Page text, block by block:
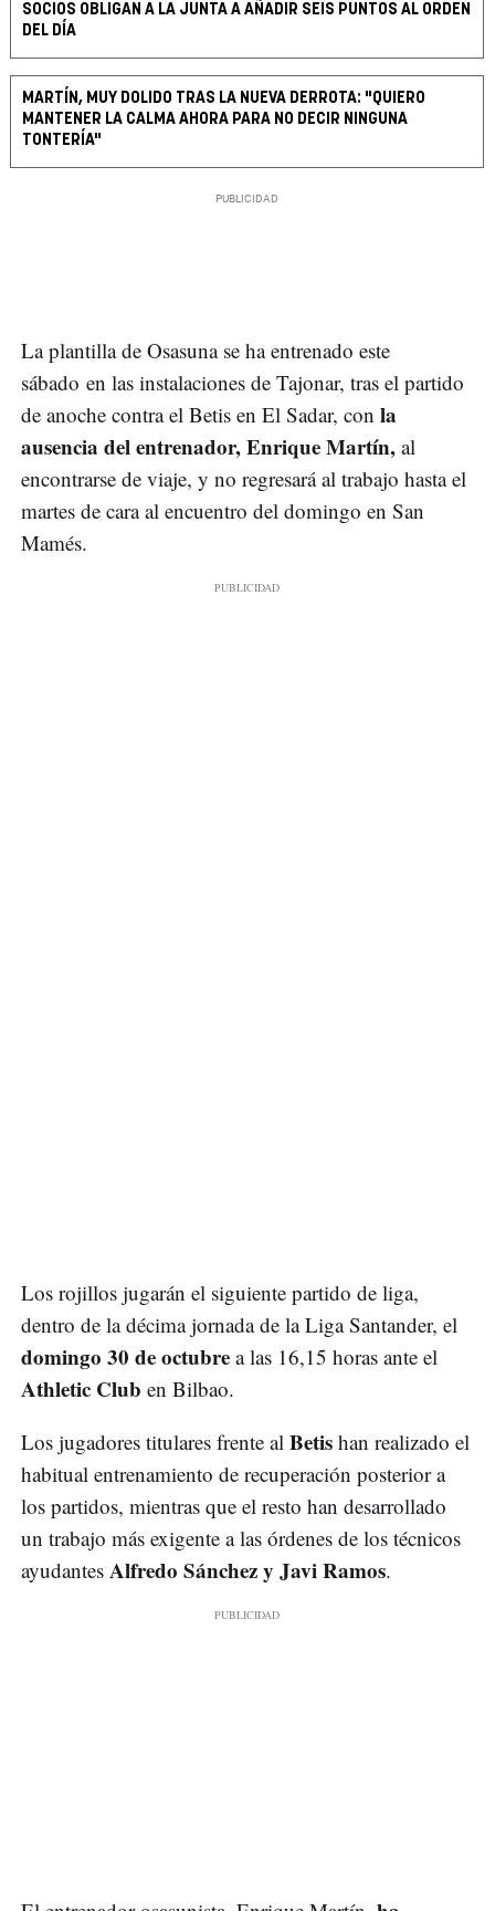
SOCIOS OBLIGAN A LA JUNTA A AÑADIR SEIS PUNTOS AL ORDEN
DEL DÍA
MARTÍN, MUY DOLIDO TRAS LA NUEVA DERROTA: "QUIERO
MANTENER LA CALMA AHORA PARA NO DECIR NINGUNA
TONTERÍA"
La plantilla de Osasuna se ha entrenado este
sábado en las instalaciones de Tajonar, tras el partido
de anoche contra el Betis en El Sadar, con la
ausencia del entrenador, Enrique Martín, al
encontrarse de viaje, y no regresará al trabajo hasta el
martes de cara al encuentro del domingo en San
Mamés.
Los rojillos jugarán el siguiente partido de liga,
dentro de la décima jornada de la Liga Santander, el
domingo 30 de octubre a las 16,15 horas ante el
Athletic Club en Bilbao.
Los jugadores titulares frente al Betis han realizado el
habitual entrenamiento de recuperación posterior a
los partidos, mientras que el resto han desarrollado
un trabajo más exigente a las órdenes de los técnicos
ayudantes Alfredo Sánchez y Javi Ramos.